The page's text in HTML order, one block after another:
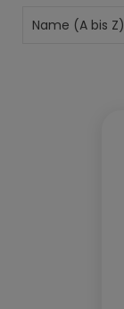
Name (A bis Z)